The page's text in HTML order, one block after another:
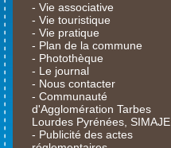
- Vie associative
- Vie touristique
- Vie pratique
- Plan de la commune
- Photothèque
- Le journal
- Nous contacter
- Communauté
d'Agglomération Tarbes
Lourdes Pyrénées, SIMAJE
- Publicité des actes